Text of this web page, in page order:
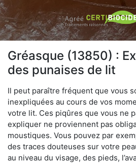
Gréasque (13850) :
des punaises de lit
Il peut paraître fréquent que vous
inexpliquées au cours de vos
votre lit. Ces piqûres que vous ne
expliquer ne proviennent pas
moustiques. Vous pouvez par
des traces douteuses sur votre
au niveau du visage, des pieds,